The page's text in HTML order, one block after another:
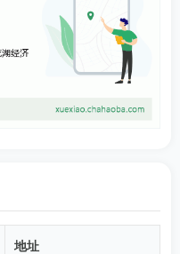
地址